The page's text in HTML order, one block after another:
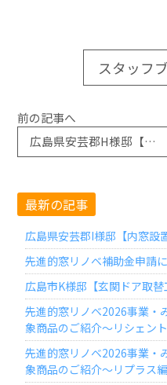
スタッフ
前の記事へ
広島県安芸郡H様邸【玄関ドア取替工事】施工例アップしました
最新の記事
広島県安芸郡I様邸【内窓設
先進的窓リノベ補助金申請
広島市K様邸【玄関ドア取
先進的窓リノベ2026事業
象商品のご紹介～リシェン
先進的窓リノベ2026事業
象商品のご紹介～リプラス